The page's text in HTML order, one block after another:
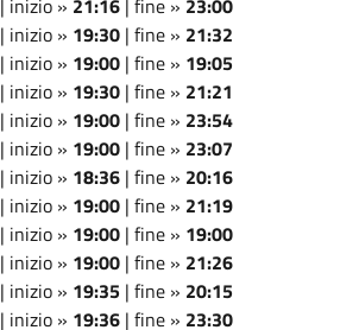
| inizio » 21:16 | fine » 23:00
| inizio » 19:30 | fine » 21:32
| inizio » 19:00 | fine » 19:05
| inizio » 19:30 | fine » 21:21
| inizio » 19:00 | fine » 23:54
| inizio » 19:00 | fine » 23:07
| inizio » 18:36 | fine » 20:16
| inizio » 19:00 | fine » 21:19
| inizio » 19:00 | fine » 19:00
| inizio » 19:00 | fine » 21:26
| inizio » 19:35 | fine » 20:15
| inizio » 19:36 | fine » 23:30